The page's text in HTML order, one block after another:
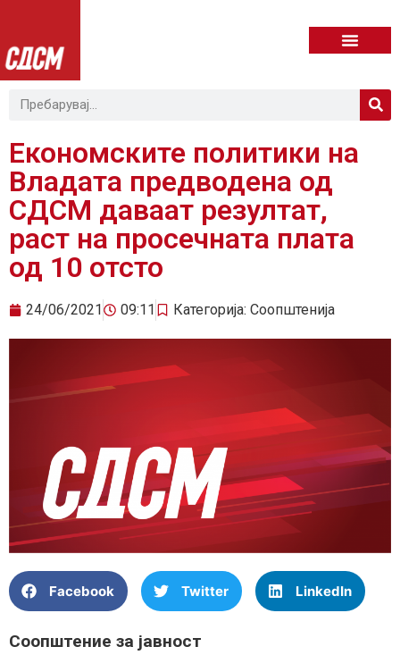
Економските политики на
Владата предводена од
СДСМ даваат резултат,
раст на просечната плата
од 10 отсто
24/06/2021 09:11 Категорија: Соопштенија
Facebook Twitter LinkedIn
Соопштение за јавност